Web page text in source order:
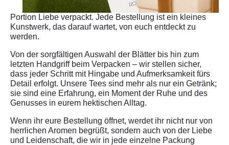
Portion Liebe verpackt. Jede Bestellung ist ein kleines
Kunstwerk, das darauf wartet, von euch entdeckt zu
werden.
Von der sorgfältigen Auswahl der Blätter bis hin zum
letzten Handgriff beim Verpacken – wir stellen sicher,
dass jeder Schritt mit Hingabe und Aufmerksamkeit fürs
Detail erfolgt. Unsere Tees sind mehr als nur ein Getränk;
sie sind eine Erfahrung, ein Moment der Ruhe und des
Genusses in eurem hektischen Alltag.
Wenn ihr eure Bestellung öffnet, werdet ihr nicht nur von
herrlichen Aromen begrüßt, sondern auch von der Liebe
und Leidenschaft, die wir in jede einzelne Packung